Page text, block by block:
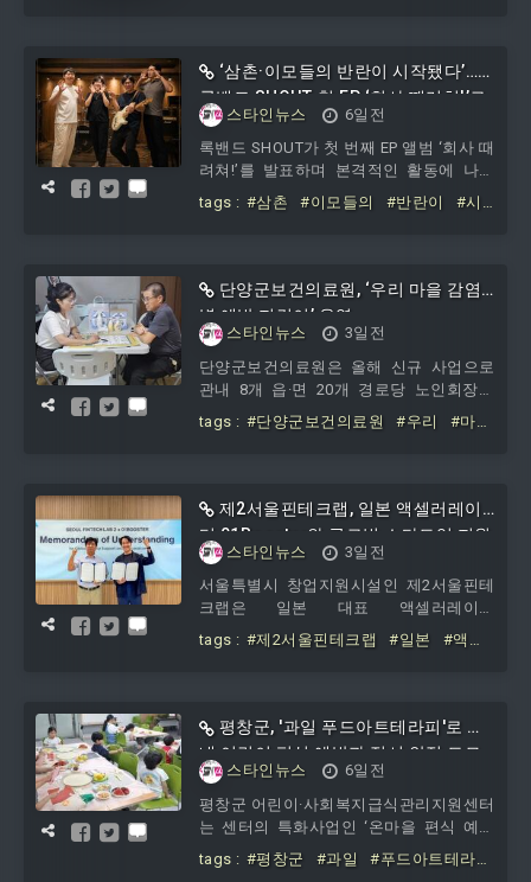
‘삼촌·이모들의 반란이 시작됐다’…
록밴드 SHOUT, 첫 EP ‘회사 때려쳐!’로
컴백 선언
스타인뉴스
6일전
록밴드 SHOUT가 첫 번째 EP 앨범 ‘회사 때
려쳐!’를 발표하며 본격적인 활동에 나섰
다.이번 앨범의 타이틀곡 ‘회사 때려쳐!’​는
반복되는 업무와 치열한 경쟁, 고물가와
중 록이다. 누구나 한 번쯤 마음속으로 외
쳐봤을 ‘회사 때려쳐!’라는 한마디를 시원
한 기타 리프와 직설적인 가사에 담아 공
감과 해방감을 전한다.하지만 이 곡은 단
순히 퇴사를 부추기는 노래가 아니다. 곡
의 마지막을 장식하는 한마디 ‘회사가자!
tags : #삼촌 #이모들의 #반란이
#시
단양군보건의료원, ‘우리 마을 감염
병 예방 지킴이’ 운영
스타인뉴스
3일전
단양군보건의료원은 올해 신규 사업으로
관내 8개 읍·면 20개 경로당 노인회장을
‘감염병 예방 지킴이’로 위촉하고, ‘우리 마
을 감염병 예방 지킴이’ 사업을 운영하고
어질 위험이 큰 고령층을 보호하고, 공동
생활과 단체급식이 이뤄지는 경로당 내 감
염병 확산을 예방하기 위해 마련됐다.특히
보건의료기관 중심의 일방적인 방역에서
벗어나 주민이 감염병 예방 활동에 직접
참여하는 지역사회 중심의 상시 예방체계
를 구축한다는 점에서 의미가
tags : #단양군보건의료원 #우리
#마
제2서울핀테크랩, 일본 액셀러레이
터 01Booster와 글로벌 스타트업 지원
협력체계 구축
스타인뉴스
3일전
서울특별시 창업지원시설인 제2서울핀테
크랩은 일본 대표 액셀러레이터
01Booster와 글로벌 스타트업 지원 및 한·
일 창업 생태계 활성화를 위한 업무협약을
출을 지원하고, 지속적인 협력체계를 구축
해 나갈 계획이다.이번 협약은 한국과 일
본의 스타트업 생태계를 연결하고 양국 기
업의 해외 진출 기회를 확대하기 위한 협
력 기반을 마련하는 데 목적이 있다. 이를
위해 양 기관은 각자의 창업지원 경험과
글로벌 네트워크
tags : #제2서울핀테크랩 #일본
#액셀
평창군, '과일 푸드아트테라피'로 관
내 어린이 편식 예방과 정서 안정 도모
스타인뉴스
6일전
평창군 어린이·사회복지급식관리지원센터
는 센터의 특화사업인 ‘온마을 편식 예방
프로젝트, 과일편’을 통해 이용자들의 편
식 예방과 올바른 식습관 형성을 위한 활
tags : #평창군 #과일
#푸드아트테라